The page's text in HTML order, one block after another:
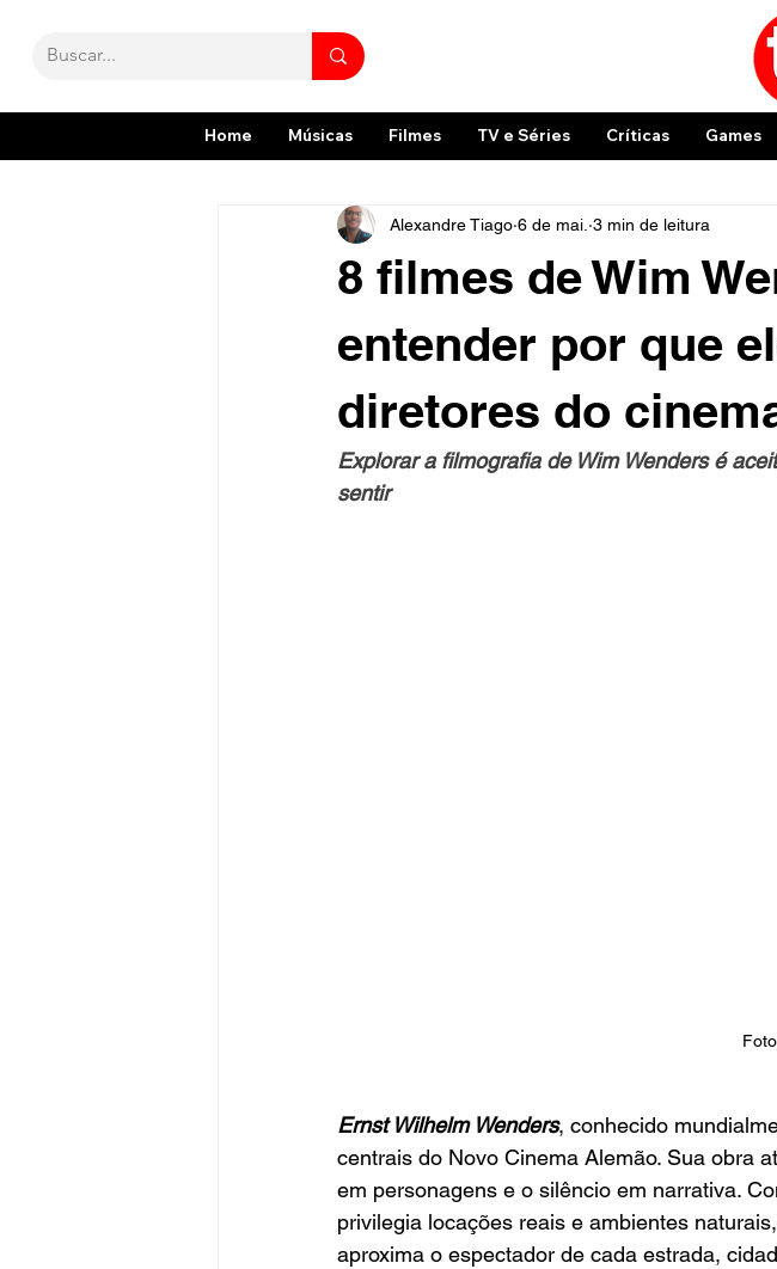
Home Músicas Filmes TV e Séries Críticas Games
8 filmes de Wim
entender por que
diretores do
Alexandre Tiago 6 de mai. 3 min de leitura
Explorar a filmografia de Wim Wenders é
sentir
Ernst Wilhelm Wenders, conhecido
centrais do Novo Cinema Alemão. Sua obra
em personagens e o silêncio em narrativa.
privilegia locações reais e ambientes
aproxima o espectador de cada estrada,